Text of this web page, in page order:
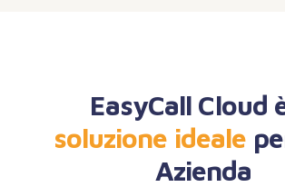
EasyCall Cloud
soluzione ideale
Azienda